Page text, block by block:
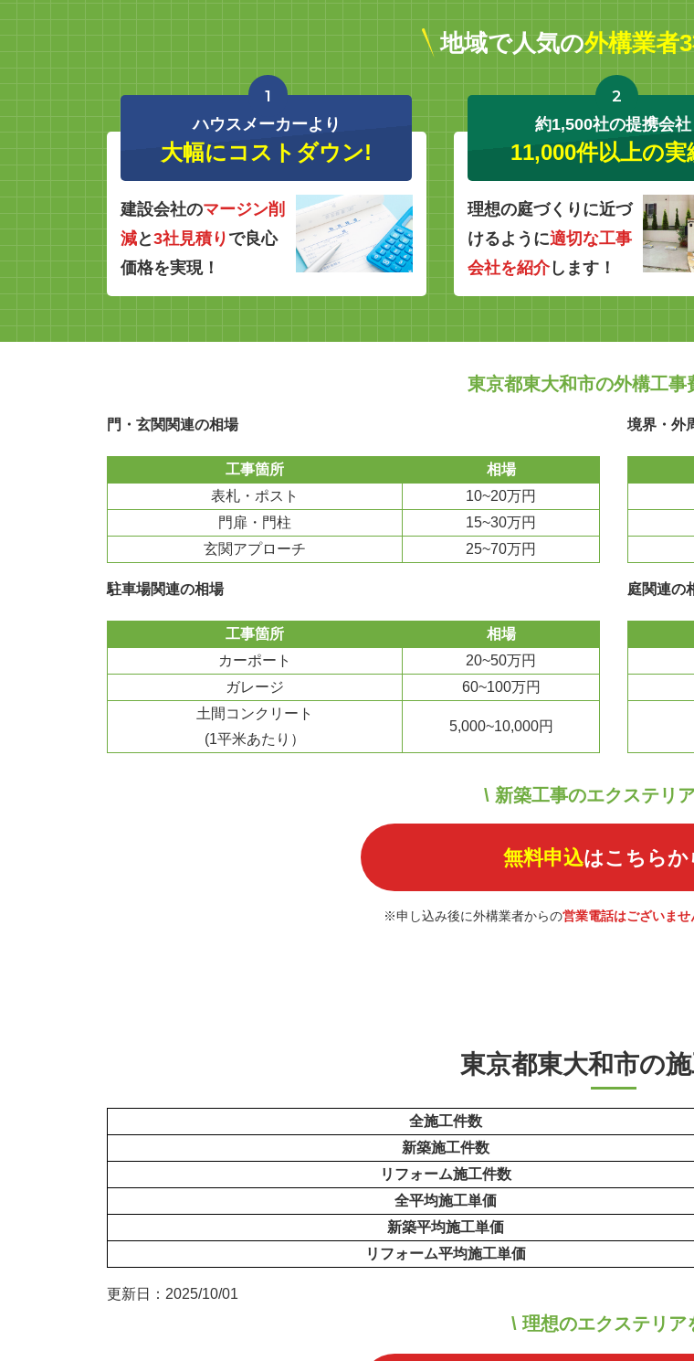
地域で人気の外構業者
1
ハウスメーカーより
大幅にコストダウン!
建設会社のマージン削
減と3社見積り で良心
価格を実現！
2
約1,500社の提携会社
11,000件以上の実
理想の庭づくりに近づ
けるように適切な工事
会社を紹介します！
東京都東大和市の外構工事
門・玄関関連の相場
工事箇所
相場
表札・ポスト
10~20万円
門扉・門柱
15~30万円
玄関アプローチ
25~70万円
境界・外
駐車場関連の相場
工事箇所
相場
カーポート
20~50万円
ガレージ
60~100万円
土間コンクリート
(1平米あたり）
5,000~10,000円
庭関連の
\ 新築工事のエクステリ
無料申込はこちらか
※申し込み後に外構業者からの営業電話はございませ
東京都東大和市の
全施工件数
新築施工件数
リフォーム施工件数
全平均施工単価
新築平均施工単価
リフォーム平均施工単価
更新日：2025/10/01
\ 理想のエクステリア